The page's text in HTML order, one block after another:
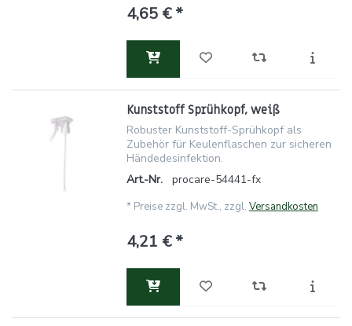
4,65 € *
Kunststoff Sprühkopf, weiß
Robuster Kunststoff-Sprühkopf als
Zubehör für Keulenflaschen zur sicheren
Händedesinfektion.
Art.-Nr.
procare-54441-fx
* Preise zzgl. MwSt., zzgl. Versandkosten
4,21 € *